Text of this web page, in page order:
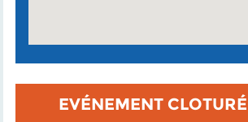
EVÉNEMENT CLOTURÉ